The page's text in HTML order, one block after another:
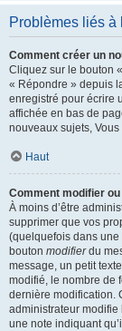
Problèmes liés
Comment créer un
Cliquez sur le bouton
« Répondre » depuis
enregistré pour écrire
affichée en bas de
nouveaux sujets, Vous
Haut
Comment modifier
À moins d’être
supprimer que vos
(quelquefois dans
bouton modifierdu
message, un petit
modifié, le nombre de
dernière modification.
administrateur
une note indiquant